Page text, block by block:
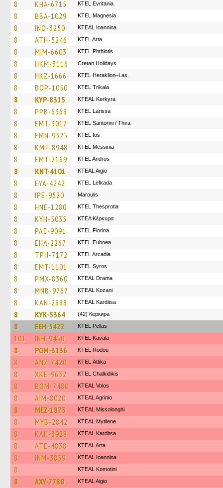
8 KHA-6715 ΚΤΕL Evritania
8 BBA-1029 ΚΤΕL Magnesia
8 INO-3250 KTEAL Ioannina
8 ATH-5246 KTEL Arta
8 MIM-6603 ΚΤΕL Phthiotis
8 HKM-3116 Cretan Holidays
8 HKZ-1666 KTEL Heraklion–Las.
8 BOP-1050 ΚΤΕL Τrikala
8 KYP-8315 KTEAL Kerkyra
8 PPB-6368 KTEL Larissa
8 EMT-3017 KTEL Santorini / Thira
8 EMN-9325 KTEL Ios
8 KMT-8948 KTEL Messinia
8 EMT-2169 KTEL Andros
8 KNT-4101 KTEAL Aigio
8 EYA-4242 KTEL Lefkada
8 IPE-9520 Maroulis
8 HNE-1280 KTEL Thesprotia
8 KYH-5035 ΚΤΕΛ Κέρκυρα
8 PAE-9091 KTEL Florina
8 EHA-2267 ΚΤΕL Euboea
8 TPH-7172 KTEL Arcadia
8 EMT-1101 KTEL Syros
8 PMX-8360 KTEAL Drama
8 MNB-9767 KTEAL Kozani
8 KAN-2888 KTEAL Karditsa
8 KYK-5364 (42) Керкира
8 EEH-5422 KTEL Pellas
101 INH-9450 KTEL Kavala
8 POM-3136 ΚΤΕL Rodou
8 ANZ-7420 KΤΕL Αttika
8 XKE-9632 ΚΤΕL Chalkidikis
8 BOM-7480 KTEAL Volos
8 AIM-8020 KTEAL Agrinio
8 MEZ-1873 KTEAL Missolonghi
8 MYB-2842 KTEAL Mytilene
8 KAH-3928 KTEAL Karditsa
8 ATE-4838 KTEAL Arta
8 INM-3859 KTEAL Ioannina
8 KTEAL Komotini
8 AXY-7780 KTEAL Aigio